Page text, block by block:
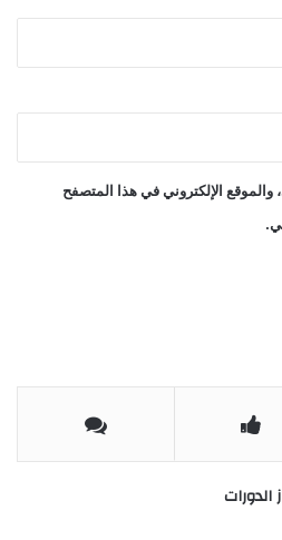
الإلكتروني في هذا المتصفح
الدورات